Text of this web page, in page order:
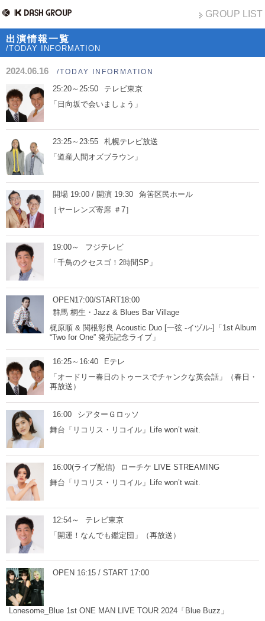
GROUP LIST
出演情報一覧
/TODAY INFORMATION
2024.06.16 /TODAY INFORMATION
25:20～25:50
テレビ東京
「日向坂で会いましょう」
23:25～23:55
札幌テレビ放送
「道産人間オズブラウン」
開場 19:00 / 開演 19:30
角筈区民ホール
［ヤーレンズ寄席 ＃7］
19:00～
フジテレビ
「千鳥のクセスゴ！2時間SP」
OPEN17:00/START18:00
群馬 桐生・Jazz & Blues Bar Village
梶原順 & 関根彰良 Acoustic Duo [一弦 -イヅル-]「1st Album
“Two for One” 発売記念ライブ」
16:25～16:40
Eテレ
「オードリー春日のトゥースでチャンクな英会話」（春日・
再放送）
16:00
シアターＧロッソ
舞台「リコリス・リコイル」Life won’t wait.
16:00(ライブ配信)
ローチケ LIVE STREAMING
舞台「リコリス・リコイル」Life won’t wait.
12:54～
テレビ東京
「開運！なんでも鑑定団」（再放送）
OPEN 16:15 / START 17:00
Lonesome_Blue 1st ONE MAN LIVE TOUR 2024「Blue Buzz」